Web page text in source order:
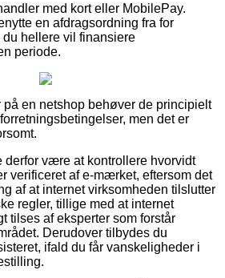
med kort eller MobilePay.
en afdragsordning fra for
hellere vil finansiere
periode.
en netshop behøver de principielt
men det er
derfor være at kontrollere hvorvidt
verificeret af e-mærket, eftersom det
af at internet virksomheden tilslutter
regler, tillige med at internet
tilses af eksperter som forstår
Derudover tilbydes du
ifald du får vanskeligheder i